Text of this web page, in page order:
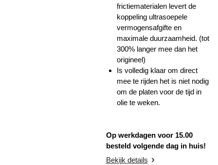
frictiematerialen levert de
koppeling ultrasoepele
vermogensafgifte en
maximale duurzaamheid. (tot
300% langer mee dan het
origineel)
Is volledig klaar om direct
mee te rijden het is niet nodig
om de platen voor de tijd in
olie te weken.
Op werkdagen voor 15.00
besteld volgende dag in huis!
Bekijk details